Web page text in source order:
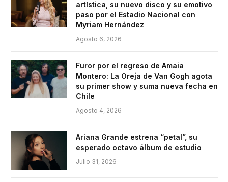
artística, su nuevo disco y su emotivo
paso por el Estadio Nacional con
Myriam Hernández
Agosto 6, 2026
Furor por el regreso de Amaia
Montero: La Oreja de Van Gogh agota
su primer show y suma nueva fecha en
Chile
Agosto 4, 2026
Ariana Grande estrena “petal”, su
esperado octavo álbum de estudio
Julio 31, 2026